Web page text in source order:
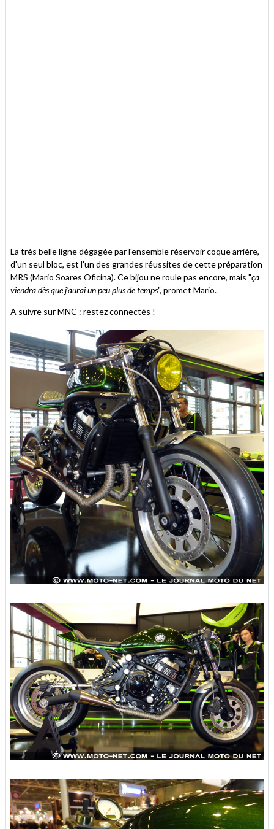
La très belle ligne dégagée par l'ensemble réservoir coque arrière,
d'un seul bloc, est l'un des grandes réussites de cette préparation
MRS (Mario Soares Oficina). Ce bijou ne roule pas encore, mais "ça
viendra dès que j'aurai un peu plus de temps", promet Mario.
A suivre sur MNC : restez connectés !